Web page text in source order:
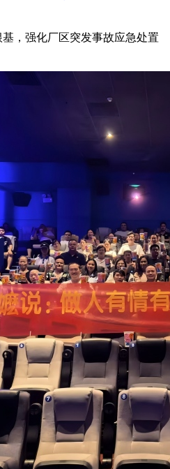
，强化厂区突发事故应急处置